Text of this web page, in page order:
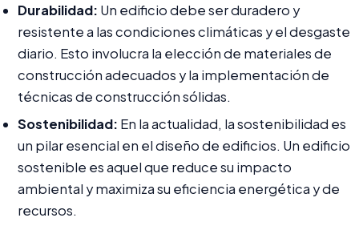
Durabilidad: Un edificio debe ser duradero y
resistente a las condiciones climáticas y el desgaste
diario. Esto involucra la elección de materiales de
construcción adecuados y la implementación de
técnicas de construcción sólidas.
Sostenibilidad: En la actualidad, la sostenibilidad es
un pilar esencial en el diseño de edificios. Un edificio
sostenible es aquel que reduce su impacto
ambiental y maximiza su eficiencia energética y de
recursos.